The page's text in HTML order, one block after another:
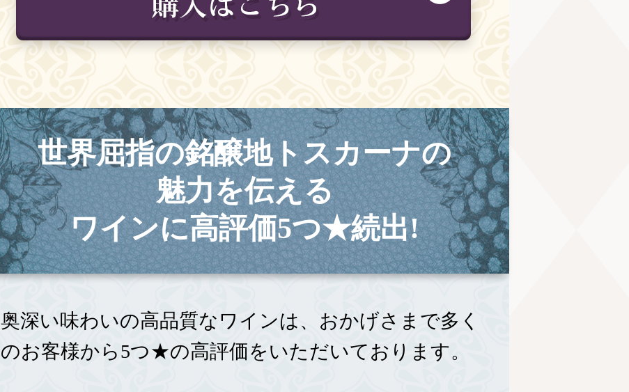
世界屈指の銘醸地トスカーナの
魅力を伝える
ワインに高評価5つ★続出!
奥深い味わいの高品質なワインは、おかげさまで多く
のお客様から5つ★の高評価をいただいております。